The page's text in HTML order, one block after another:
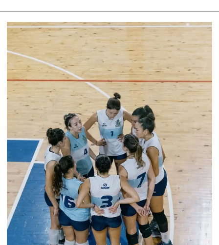
VÓLEY
FEMENINO
–
PRIMERA
DIVISIÓN
–
RUEDA
CLASIFICATORIA